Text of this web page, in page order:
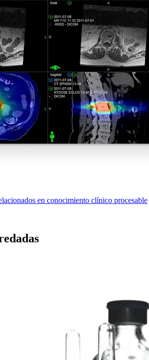
en conocimiento clínico procesable